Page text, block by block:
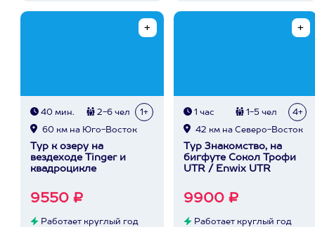
40 мин. 2-6 чел 1+
60 км на Юго-Восток
Тур к озеру на
вездеходе Tinger и
квадроцикле
9550 ₽
Работает круглый год
1 час 1-5 чел 4+
42 км на Северо-Восток
Тур Знакомство, на
бигфуте Сокол Трофи
UTR / Enwix UTR
9900 ₽
Работает круглый год